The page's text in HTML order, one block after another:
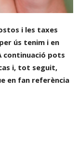
i les taxes
ús tenim i en
continuació pots
i, tot seguit,
en fan referència